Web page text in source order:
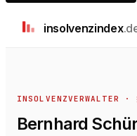
insolvenzindex
INSOLVENZVERWALTER
Bernhard